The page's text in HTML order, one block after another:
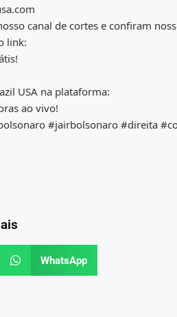
canal de cortes e confiram
link:
USA na plataforma:
ao vivo!
#jairbolsonaro #direita
WhatsApp